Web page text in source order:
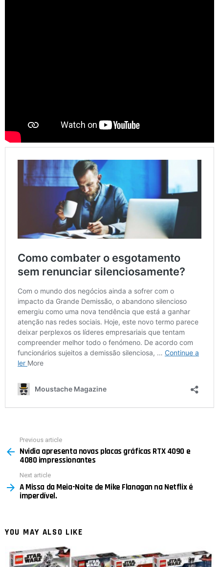
more
Previous article
Nvidia apresenta novas placas gráficas RTX 4090 e
4080 impressionantes
Next article
A Missa da Meia-Noite de Mike Flanagan na Netflix é
imperdível.
YOU MAY ALSO LIKE